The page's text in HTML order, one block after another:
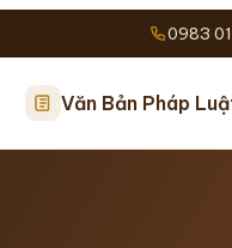
0983
Văn Bản Pháp